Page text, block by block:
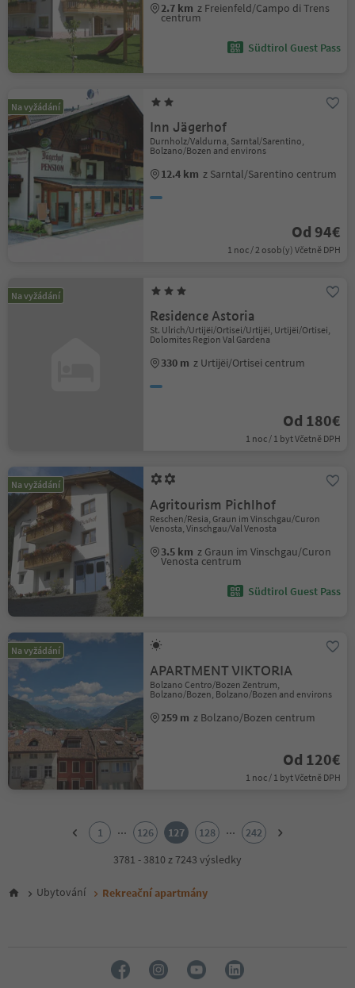
2.7 km z Freienfeld/Campo di Trens
centrum
Südtirol Guest Pass
Na vyžádání
Inn Jägerhof
Durnholz/Valdurna, Sarntal/Sarentino,
Bolzano/Bozen and environs
12.4 km z Sarntal/Sarentino centrum
Od 94€
1 noc / 2 osob(y) Včetně DPH
Na vyžádání
Residence Astoria
St. Ulrich/Urtijëi/Ortisei/Urtijëi, Urtijëi/Ortisei,
Dolomites Region Val Gardena
330 m z Urtijëi/Ortisei centrum
Od 180€
1 noc / 1 byt Včetně DPH
Na vyžádání
Agritourism Pichlhof
Reschen/Resia, Graun im Vinschgau/Curon
Venosta, Vinschgau/Val Venosta
3.5 km z Graun im Vinschgau/Curon
Venosta centrum
Südtirol Guest Pass
Na vyžádání
APARTMENT VIKTORIA
Bolzano Centro/Bozen Zentrum,
Bolzano/Bozen, Bolzano/Bozen and environs
259 m z Bolzano/Bozen centrum
Od 120€
1 noc / 1 byt Včetně DPH
6
1 ... 126 127 128 ...
242
3781 - 3810 z 7243 výsledky
Ubytování Rekreační apartmány